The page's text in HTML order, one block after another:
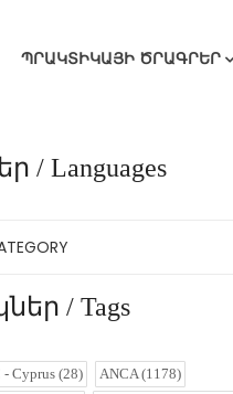
ՊՐԱԿՏԻԿԱՅԻ ԾՐԱԳՐԵՐ
/ Languages
/ Tags
- Cyprus (28) ANCA(1178)